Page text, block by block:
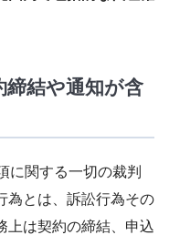
締結や通知が含
に関する一切の裁判
為とは、訴訟行為その
上は契約の締結、申込